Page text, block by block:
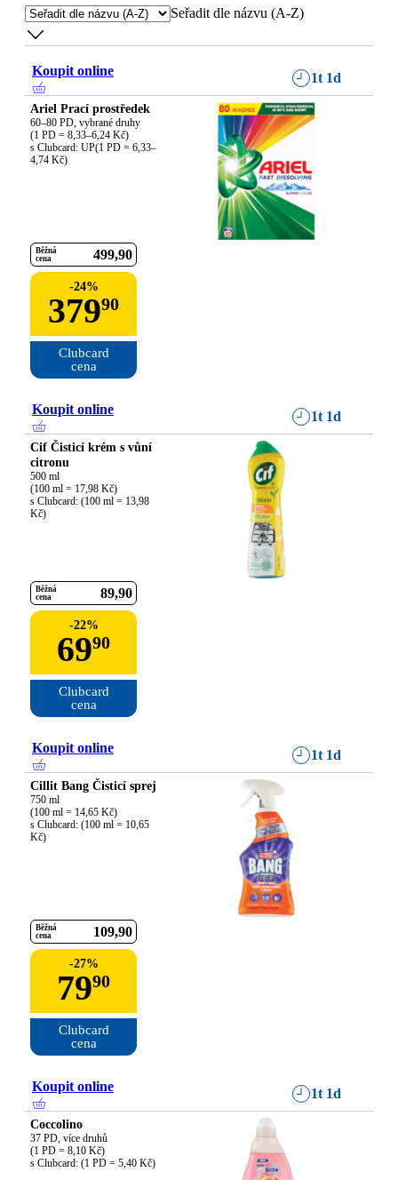
Seřadit dle názvu (A-Z)
Koupit online 1t 1d
Ariel Prací prostředek
60–80 PD, vybrané druhy
(1 PD = 8,33–6,24 Kč)
s Clubcard: UP(1 PD = 6,33–
4,74 Kč)
Běžná
cena
499 90
-24%
37990
Clubcard
cena
Koupit online 1t 1d
Cif Čisticí krém s vůní
citronu
500 ml
(100 ml = 17,98 Kč)
s Clubcard: (100 ml = 13,98
Kč)
Běžná
cena
89 90
-22%
6990
Clubcard
cena
Koupit online 1t 1d
Cillit Bang Čisticí sprej
750 ml
(100 ml = 14,65 Kč)
s Clubcard: (100 ml = 10,65
Kč)
Běžná
cena
109 90
-27%
7990
Clubcard
cena
Koupit online 1t 1d
Coccolino
37 PD, více druhů
(1 PD = 8,10 Kč)
s Clubcard: (1 PD = 5,40 Kč)